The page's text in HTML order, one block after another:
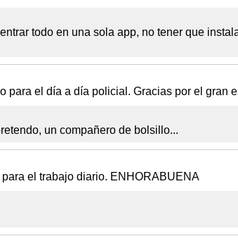
todo en una sola app, no tener que
para el día a día policial. Gracias por el gran
un compañero de bolsillo...
para el trabajo diario. ENHORABUENA